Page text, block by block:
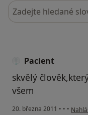
Hledejte v názorech
Pacient
skvělý
všem
20. března 2011 • • • podle